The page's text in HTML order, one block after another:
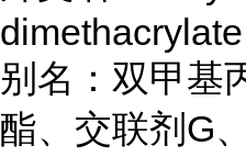
dimethacrylate
别名： 双甲基
酯、交联剂G